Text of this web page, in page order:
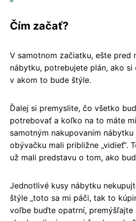
Čím začať?
V samotnom začiatku, ešte pred
nábytku, potrebujete plán, ako
v akom to bude štýle.
Ďalej si premyslite, čo všetko
potrebovať a koľko na to máte
samotným nakupovaním
obývačku mali približne „vidieť“.
už mali predstavu o tom, ako
Jednotlivé kusy nábytku
štýle „toto sa mi páči, tak to
voľbe buďte opatrní, premýšľajte